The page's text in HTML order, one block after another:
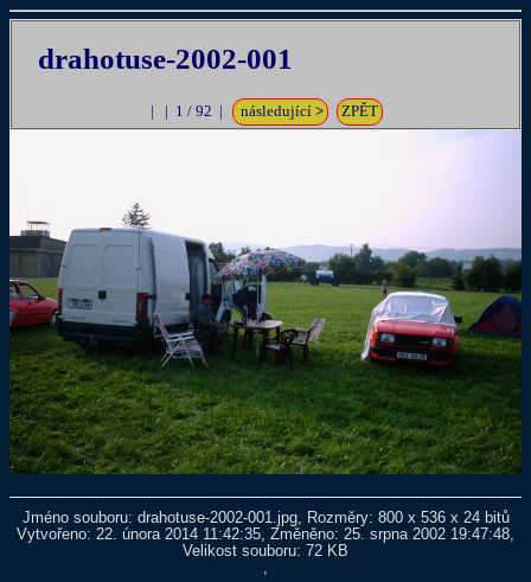
drahotuse-2002-001
| | 1 / 92 | následující > ZPĚT
Jméno souboru: drahotuse-2002-001.jpg, Rozměry: 800 x 536 x 24 bitů
Vytvořeno: 22. února 2014 11:42:35, Změněno: 25. srpna 2002 19:47:48,
Velikost souboru: 72 KB